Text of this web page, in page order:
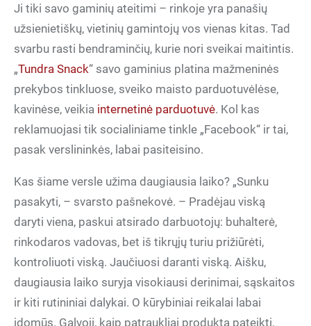
Ji tiki savo gaminių ateitimi – rinkoje yra panašių
užsienietiškų, vietinių gamintojų vos vienas kitas. Tad
svarbu rasti bendraminčių, kurie nori sveikai maitintis.
„Tundra Snack“ savo gaminius platina mažmeninės
prekybos tinkluose, sveiko maisto parduotuvėlėse,
kavinėse, veikia internetinė parduotuvė. Kol kas
reklamuojasi tik socialiniame tinkle „Facebook“ ir tai,
pasak verslininkės, labai pasiteisino.
Kas šiame versle užima daugiausia laiko? „Sunku
pasakyti, – svarsto pašnekovė. – Pradėjau viską
daryti viena, paskui atsirado darbuotojų: buhalterė,
rinkodaros vadovas, bet iš tikrųjų turiu prižiūrėti,
kontroliuoti viską. Jaučiuosi daranti viską. Aišku,
daugiausia laiko suryja visokiausi derinimai, sąskaitos
ir kiti rutininiai dalykai. O kūrybiniai reikalai labai
įdomūs. Galvoji, kaip patraukliai produktą pateikti,